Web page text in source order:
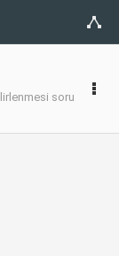
soru